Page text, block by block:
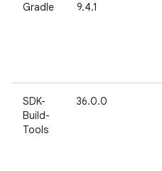
Gradle 9.4.1
SDK-
Build-
Tools
36.0.0